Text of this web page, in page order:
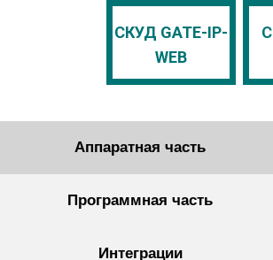
СКУД GATE-IP-
WEB
Аппаратная часть
Программная часть
Интеграции